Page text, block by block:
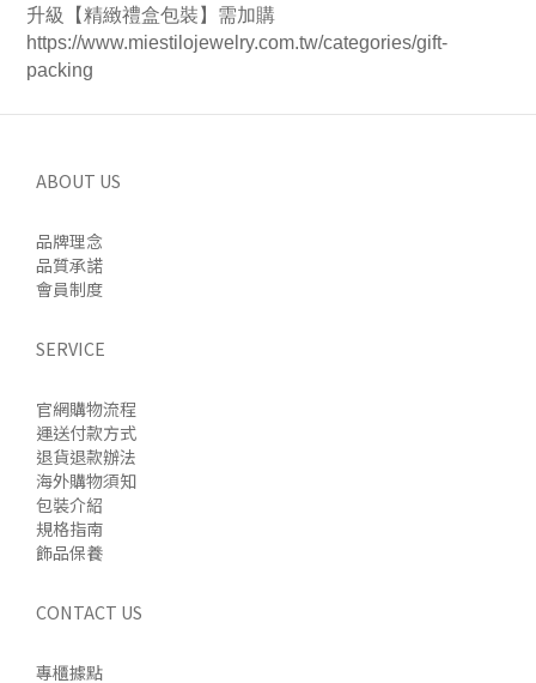
升級
【精緻禮盒包裝】需加購
https://www.miestilojewelry.com.tw/categories/gift-
packing
ABOUT US
品牌理念
品質承諾
會員制度
SERVICE
官網購物流程
運送付款方式
退貨退款辦法
海外購物須知
包裝介紹
規格指南
飾品保養
CONTACT US
專櫃據點